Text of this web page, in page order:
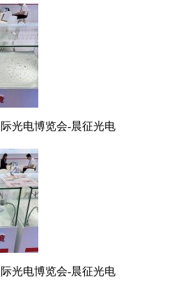
光电博览会-晨征光电
光电博览会-晨征光电